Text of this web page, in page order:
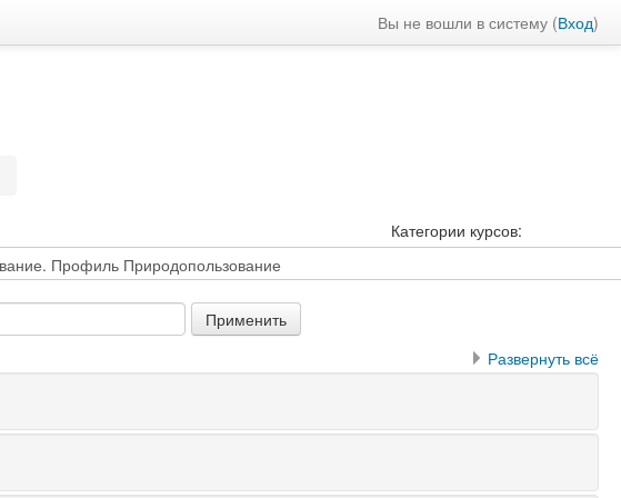
Вы не вошли в систему (Вход)
Категории курсов:
Развернуть всё